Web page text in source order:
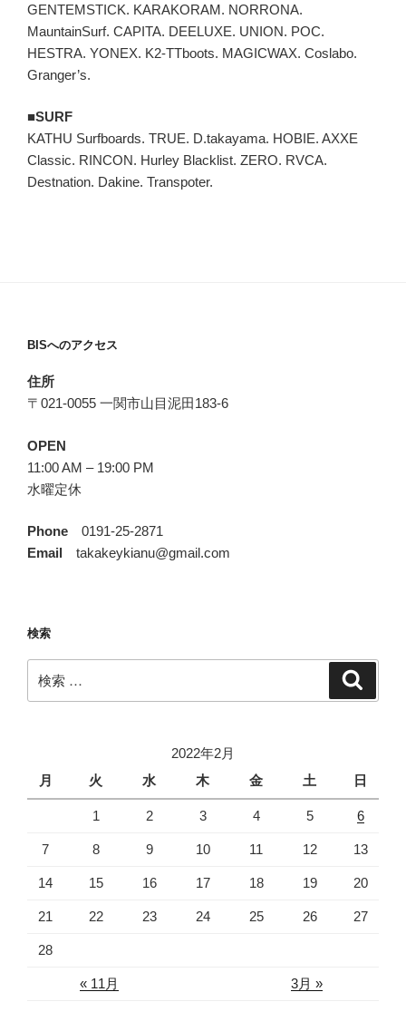
GENTEMSTICK. KARAKORAM. NORRONA.
MauntainSurf. CAPITA. DEELUXE. UNION. POC.
HESTRA. YONEX. K2-TTboots. MAGICWAX. Coslabo.
Granger’s.
■SURF
KATHU Surfboards. TRUE. D.takayama. HOBIE. AXXE
Classic. RINCON. Hurley Blacklist. ZERO. RVCA.
Destnation. Dakine. Transpoter.
BISへのアクセス
住所
〒021-0055 一関市山目泥田183-6
OPEN
11:00 AM – 19:00 PM
水曜定休
Phone 0191-25-2871
Email takakeykianu@gmail.com
検索
索:
2022年2月
月
火 水 木 金 土 日
« 11月 3月 »
1 2 3 4 5 6
7 8 9 10 11 12 13
14 15 16 17 18 19 20
21 22 23 24 25 26 27
28